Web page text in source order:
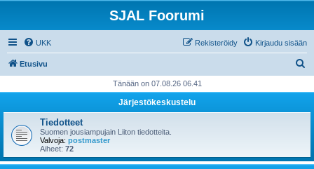
SJAL Foorumi
UKK Kirjaudu sisään
Rekisteröidy
Etusivu
i
Tänään on 07.08.26 06.41
Järjestökeskustelu
Tiedotteet
Suomen jousiampujain Liiton tiedotteita.
Valvoja: postmaster
Aiheet: 72